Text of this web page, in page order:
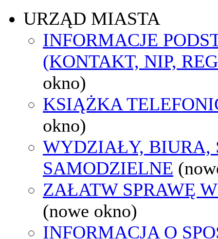
URZĄD MIASTA
INFORMACJE
(KONTAKT, NIP,
okno)
KSIĄŻKA
okno)
WYDZIAŁY, BIURA,
SAMODZIELNE
ZAŁATW SPRAWĘ
(nowe okno)
INFORMACJA O